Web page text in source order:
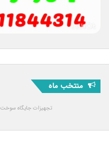
منتخب ماه
تجهیزات جایگاه سوخت